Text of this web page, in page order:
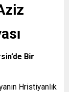
Bir
Hristiyanlık